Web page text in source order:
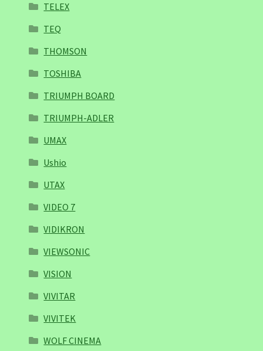
TELEX
TEQ
THOMSON
TOSHIBA
TRIUMPH BOARD
TRIUMPH-ADLER
UMAX
Ushio
UTAX
VIDEO 7
VIDIKRON
VIEWSONIC
VISION
VIVITAR
VIVITEK
WOLF CINEMA